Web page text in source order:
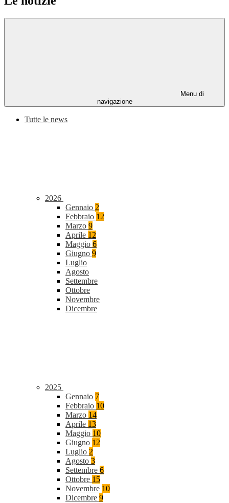
Menu di
navigazione
Tutte le news
2026
Gennaio 2
Febbraio 12
Marzo 9
Aprile 12
Maggio 6
Giugno 9
Luglio
Agosto
Settembre
Ottobre
Novembre
Dicembre
2025
Gennaio 7
Febbraio 10
Marzo 14
Aprile 13
Maggio 10
Giugno 12
Luglio 2
Agosto 3
Settembre 6
Ottobre 15
Novembre 10
Dicembre 9